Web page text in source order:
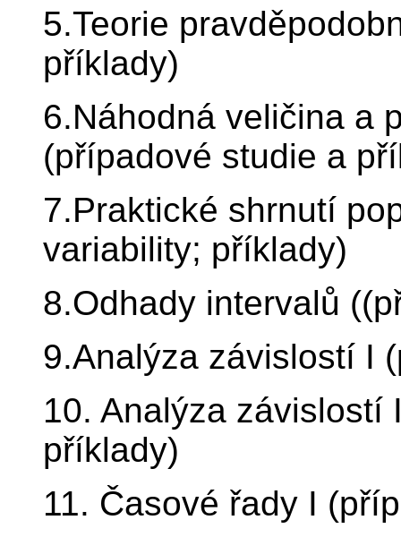
5.Teorie
příklady)
6.Náhodná veličina a
(případové studie a
7.Praktické shrnutí
variability; příklady)
8.Odhady intervalů
9.Analýza závislostí I
10. Analýza závislostí
příklady)
11. Časové řady I